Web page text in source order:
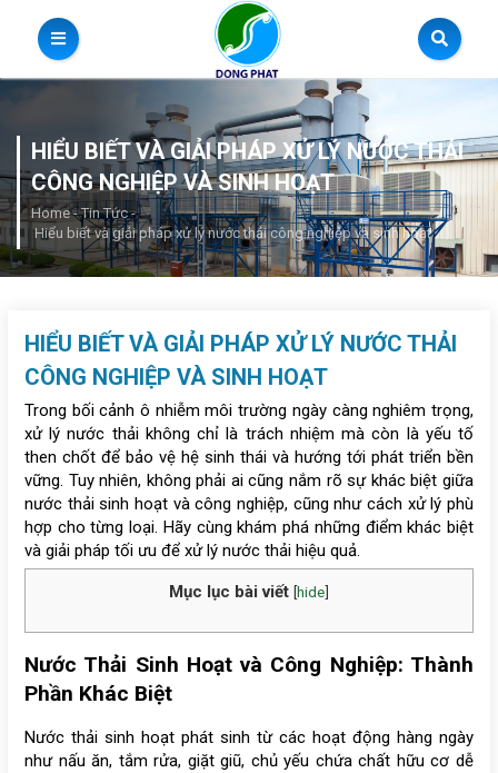
HIỂU BIẾT VÀ GIẢI PHÁP XỬ LÝ NƯỚC THẢI
CÔNG NGHIỆP VÀ SINH HOẠT
Home - Tin Tức -
Hiểu biết và giải pháp xử lý nước thải công nghiệp và sinh hoạt
HIỂU BIẾT VÀ GIẢI PHÁP XỬ LÝ NƯỚC THẢI
CÔNG NGHIỆP VÀ SINH HOẠT
Trong bối cảnh ô nhiễm môi trường ngày càng nghiêm trọng,
xử lý nước thải không chỉ là trách nhiệm mà còn là yếu tố
then chốt để bảo vệ hệ sinh thái và hướng tới phát triển bền
vững. Tuy nhiên, không phải ai cũng nắm rõ sự khác biệt giữa
nước thải sinh hoạt và công nghiệp, cũng như cách xử lý phù
hợp cho từng loại. Hãy cùng khám phá những điểm khác biệt
và giải pháp tối ưu để xử lý nước thải hiệu quả.
Mục lục bài viết [hide]
Nước Thải Sinh Hoạt và Công Nghiệp: Thành
Phần Khác Biệt
Nước thải sinh hoạt phát sinh từ các hoạt động hàng ngày
như nấu ăn, tắm rửa, giặt giũ, chủ yếu chứa chất hữu cơ dễ